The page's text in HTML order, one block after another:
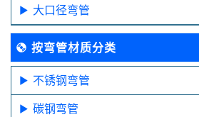
大口径弯管
按弯管材质分类
不锈钢弯管
碳钢弯管